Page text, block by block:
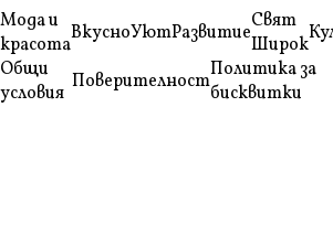
Мода и
красотаВкусноУютРазвитиеСвят
Широк
Общи
условия ПоверителностПолитика за
бисквитки